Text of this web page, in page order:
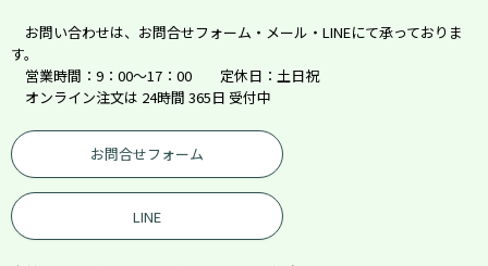
お問い合わせは、お問合せフォーム・メール・LINEにて承っておりま
す。
営業時間：9：00～17：00 定休日：土日祝
オンライン注文は 24時間 365日 受付中
お問合せフォーム
LINE